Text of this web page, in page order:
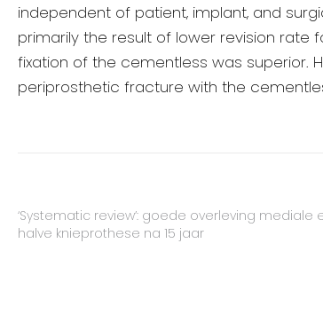
independent of patient, implant, and
primarily the result of lower revision rate
fixation of the cementless was superior.
periprosthetic fracture with the
‘Systematic review’: goede overleving mediale
halve knieprothese na 15 jaar